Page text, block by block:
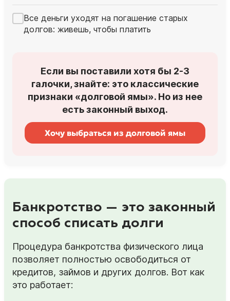
Все деньги уходят на погашение старых
долгов: живешь, чтобы платить
Если вы поставили хотя бы 2-3
галочки, знайте: это классические
признаки «долговой ямы». Но из нее
есть законный выход.
Хочу выбраться из долговой ямы
Банкротство — это законный
способ списать долги
Процедура банкротства физического лица
позволяет полностью освободиться от
кредитов, займов и других долгов. Вот как
это работает: